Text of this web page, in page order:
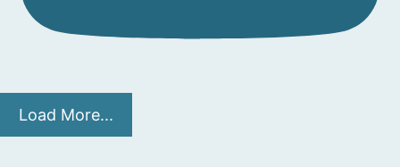
Load More...